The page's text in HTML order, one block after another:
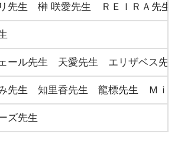
市｜ヒーリングスペース花音 ほう
｜占いKAN Jasmine ジャスミン先生
千里眼
先生 榊 咲愛先生 ＲＥＩＲＡ先生
ール先生 天愛先生 エリザベス
先生 知里香先生 龍標先生 Ｍｉ
ズ先生